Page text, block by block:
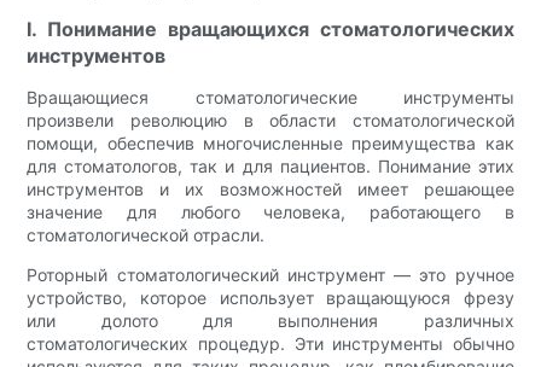
I. Понимание вращающихся стоматологических
инструментов
Вращающиеся стоматологические инструменты
произвели революцию в области стоматологической
помощи, обеспечив многочисленные преимущества как
для стоматологов, так и для пациентов. Понимание этих
инструментов и их возможностей имеет решающее
значение для любого человека, работающего в
стоматологической отрасли.
Роторный стоматологический инструмент — это ручное
устройство, которое использует вращающуюся фрезу
или долото для выполнения различных
стоматологических процедур. Эти инструменты обычно